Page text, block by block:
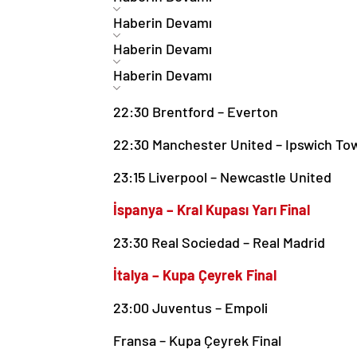
Haberin Devamı
Haberin Devamı
Haberin Devamı
22:30 Brentford – Everton
22:30 Manchester United – Ipswich
23:15 Liverpool – Newcastle United
İspanya – Kral Kupası Yarı Final
23:30 Real Sociedad – Real Madrid
İtalya – Kupa Çeyrek Final
23:00 Juventus – Empoli
Fransa – Kupa Çeyrek Final